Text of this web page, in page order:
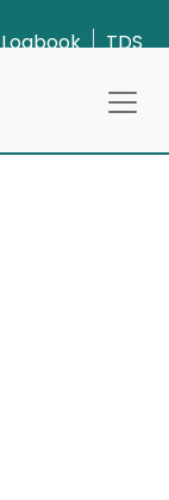
Logbook TDS